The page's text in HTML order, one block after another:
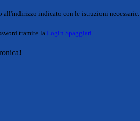
all'indirizzo indicato con le istruzioni necessarie.
tramite la Login Spaggiari